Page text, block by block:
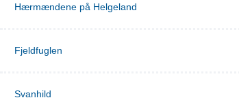
Hærmændene på Helgeland
Fjeldfuglen
Svanhild